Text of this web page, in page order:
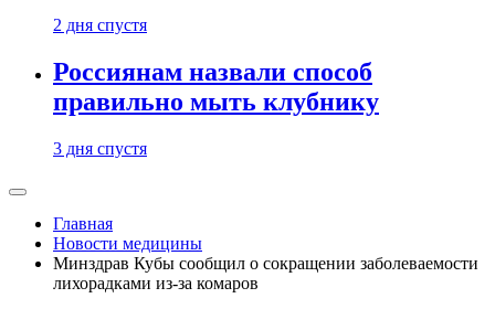
2 дня спустя
Россиянам назвали способ
правильно мыть клубнику
3 дня спустя
Главная
Новости медицины
Минздрав Кубы сообщил о сокращении заболеваемости
лихорадками из-за комаров